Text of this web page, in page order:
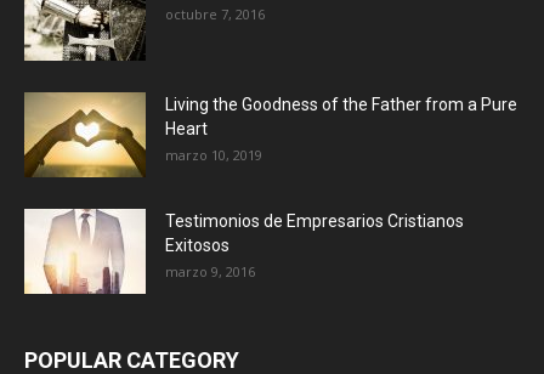
octubre 7, 2016
Living the Goodness of the Father from a Pure
Heart
marzo 10, 2019
Testimonios de Empresarios Cristianos
Exitosos
marzo 9, 2016
POPULAR CATEGORY